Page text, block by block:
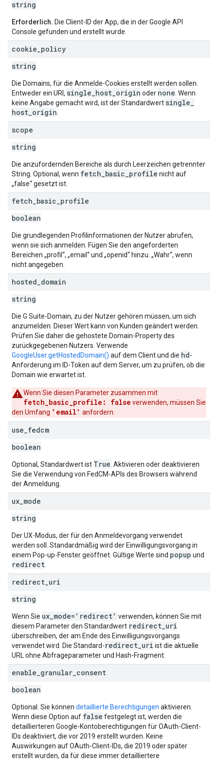
string
Erforderlich. Die Client-ID der App, die in der Google API
Console gefunden und erstellt wurde.
cookie policy
string
Die Domains, für die Anmelde-Cookies erstellt werden sollen.
Entweder ein URI, single host origin oder none . Wenn
keine Angabe gemacht wird, ist der Standardwert single
host origin
scope
string
Die anzufordernden Bereiche als durch Leerzeichen getrennter
String. Optional, wenn fetch basic profile nicht auf
„false“ gesetzt ist.
fetch basic profile
boolean
Die grundlegenden Profilinformationen der Nutzer abrufen,
wenn sie sich anmelden. Fügen Sie den angeforderten
Bereichen „profil“, „email“ und „openid“ hinzu. „Wahr“, wenn
nicht angegeben.
hosted domain
string
Die G Suite-Domain, zu der Nutzer gehören müssen, um sich
anzumelden. Dieser Wert kann von Kunden geändert werden.
Prüfen Sie daher die gehostete Domain-Property des
zurückgegebenen Nutzers. Verwende
GoogleUser.getHostedDomain() auf dem Client und die hd-
Anforderung im ID-Token auf dem Server, um zu prüfen, ob die
Domain wie erwartet ist.
Wenn Sie diesen Parameter zusammen mit
fetch_basic_profile: false verwenden, müssen Sie
den Umfang 'email' anfordern.
use fedcm
boolean
Optional, Standardwert ist True . Aktivieren oder deaktivieren
Sie die Verwendung von FedCM-APIs des Browsers während
der Anmeldung.
ux mode
string
Der UX-Modus, der für den Anmeldevorgang verwendet
werden soll. Standardmäßig wird der Einwilligungsvorgang in
einem Pop-up-Fenster geöffnet. Gültige Werte sind popup und
redirect
redirect uri
string
Wenn Sie ux mode='redirect' verwenden, können Sie mit
diesem Parameter den Standardwert redirect uri
überschreiben, der am Ende des Einwilligungsvorgangs
verwendet wird. Die Standard-redirect uri ist die aktuelle
URL ohne Abfrageparameter und Hash-Fragment.
enable granular consent
boolean
Optional. Sie können detaillierte Berechtigungen aktivieren.
Wenn diese Option auf false festgelegt ist, werden die
detaillierteren Google-Kontoberechtigungen für OAuth-Client-
IDs deaktiviert, die vor 2019 erstellt wurden. Keine
Auswirkungen auf OAuth-Client-IDs, die 2019 oder später
erstellt wurden, da für diese immer detailliertere